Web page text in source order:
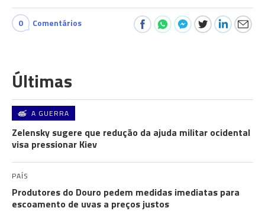
0 Comentários
Últimas
A GUERRA
Zelensky sugere que redução da ajuda militar ocidental
visa pressionar Kiev
PAÍS
Produtores do Douro pedem medidas imediatas para
escoamento de uvas a preços justos